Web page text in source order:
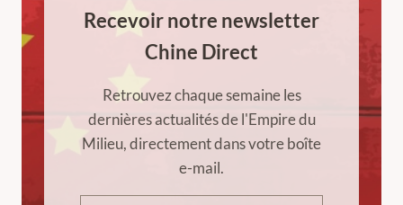
Recevoir notre newsletter
Chine Direct
Retrouvez chaque semaine les
dernières actualités de l'Empire du
Milieu, directement dans votre boîte
e-mail.